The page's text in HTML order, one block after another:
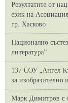
Резултатите от
език на
гр. Хасково
Национално
литература”
137 СОУ „Ангел
за изобразително
Марк Димитров с